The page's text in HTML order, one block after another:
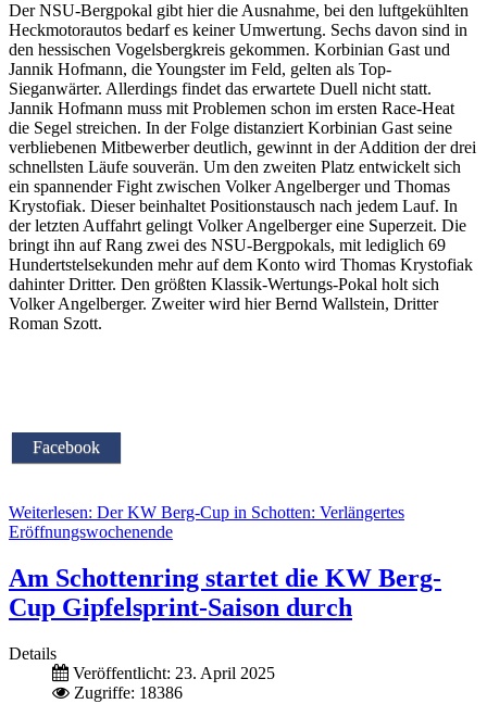
Der NSU-Bergpokal gibt hier die Ausnahme, bei den luftgekühlten
Heckmotorautos bedarf es keiner Umwertung. Sechs davon sind in
den hessischen Vogelsbergkreis gekommen. Korbinian Gast und
Jannik Hofmann, die Youngster im Feld, gelten als Top-
Sieganwärter. Allerdings findet das erwartete Duell nicht statt.
Jannik Hofmann muss mit Problemen schon im ersten Race-Heat
die Segel streichen. In der Folge distanziert Korbinian Gast seine
verbliebenen Mitbewerber deutlich, gewinnt in der Addition der drei
schnellsten Läufe souverän. Um den zweiten Platz entwickelt sich
ein spannender Fight zwischen Volker Angelberger und Thomas
Krystofiak. Dieser beinhaltet Positionstausch nach jedem Lauf. In
der letzten Auffahrt gelingt Volker Angelberger eine Superzeit. Die
bringt ihn auf Rang zwei des NSU-Bergpokals, mit lediglich 69
Hundertstelsekunden mehr auf dem Konto wird Thomas Krystofiak
dahinter Dritter. Den größten Klassik-Wertungs-Pokal holt sich
Volker Angelberger. Zweiter wird hier Bernd Wallstein, Dritter
Roman Szott.
Facebook
Weiterlesen: Der KW Berg-Cup in Schotten: Verlängertes
Eröffnungswochenende
Am Schottenring startet die KW Berg-
Cup Gipfelsprint-Saison durch
Details
Veröffentlicht: 23. April 2025
Zugriffe: 18386